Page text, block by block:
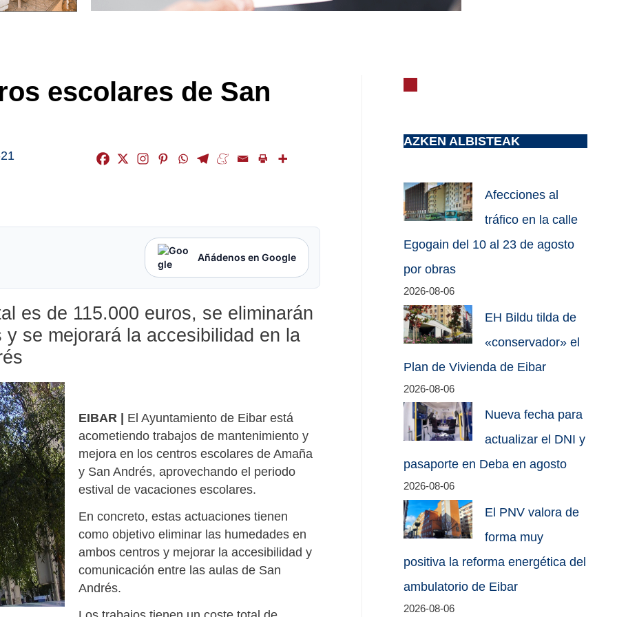
escolares de San
Añádenos en Google
es de 115.000 euros, se eliminarán
se mejorará la accesibilidad en la
EIBAR | El Ayuntamiento de Eibar está
acometiendo trabajos de mantenimiento y
mejora en los centros escolares de Amaña
y San Andrés, aprovechando el periodo
estival de vacaciones escolares.
En concreto, estas actuaciones tienen
como objetivo eliminar las humedades en
ambos centros y mejorar la accesibilidad y
comunicación entre las aulas de San
Andrés.
AZKEN ALBISTEAK
Afecciones al
tráfico en la calle
Egogain del 10 al 23 de agosto
por obras
2026-08-06
EH Bildu tilda de
«conservador» el
Plan de Vivienda de Eibar
2026-08-06
Nueva fecha para
actualizar el DNI y
pasaporte en Deba en agosto
2026-08-06
El PNV valora de
forma muy
positiva la reforma energética del
ambulatorio de Eibar
2026-08-06